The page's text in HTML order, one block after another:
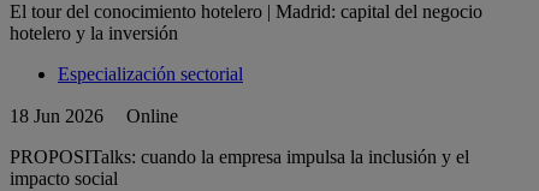
El tour del conocimiento hotelero | Madrid: capital del negocio
hotelero y la inversión
Especialización sectorial
18 Jun 2026
Online
PROPOSITalks: cuando la empresa impulsa la inclusión y el
impacto social